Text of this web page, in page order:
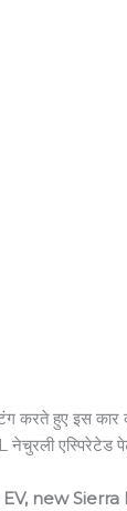
करते हुए इस कार
नेचुरली एस्पिरेटेड
new